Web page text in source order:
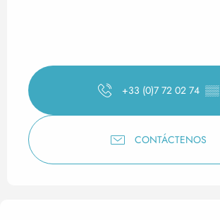
+33 (0)7 72 02 74 ▒▒
CONTÁCTENOS